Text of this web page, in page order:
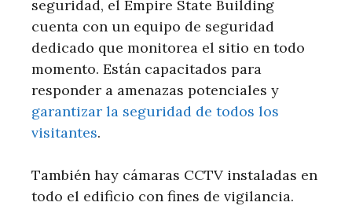
seguridad, el Empire State Building
cuenta con un equipo de seguridad
dedicado que monitorea el sitio en todo
momento. Están capacitados para
responder a amenazas potenciales y
garantizar la seguridad de todos los
visitantes.
También hay cámaras CCTV instaladas en
todo el edificio con fines de vigilancia.